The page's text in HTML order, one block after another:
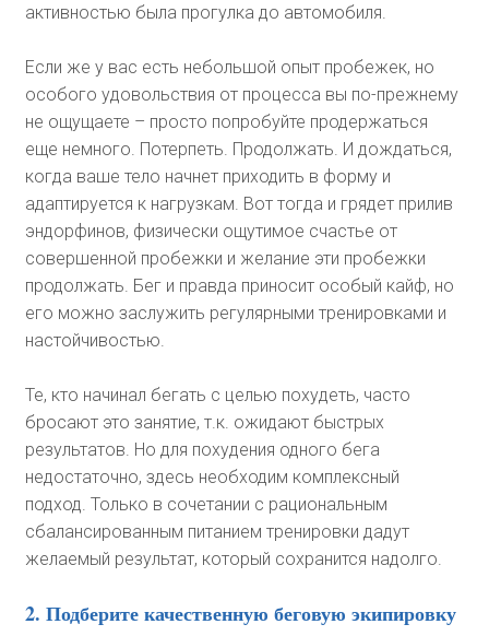
активностью была прогулка до автомобиля.
Если же у вас есть небольшой опыт пробежек, но
особого удовольствия от процесса вы по-прежнему
не ощущаете – просто попробуйте продержаться
еще немного. Потерпеть. Продолжать. И дождаться,
когда ваше тело начнет приходить в форму и
адаптируется к нагрузкам. Вот тогда и грядет прилив
эндорфинов, физически ощутимое счастье от
совершенной пробежки и желание эти пробежки
продолжать. Бег и правда приносит особый кайф, но
его можно заслужить регулярными тренировками и
настойчивостью.
Те, кто начинал бегать с целью похудеть, часто
бросают это занятие, т.к. ожидают быстрых
результатов. Но для похудения одного бега
недостаточно, здесь необходим комплексный
подход. Только в сочетании с рациональным
сбалансированным питанием тренировки дадут
желаемый результат, который сохранится надолго.
2. Подберите качественную беговую экипировку